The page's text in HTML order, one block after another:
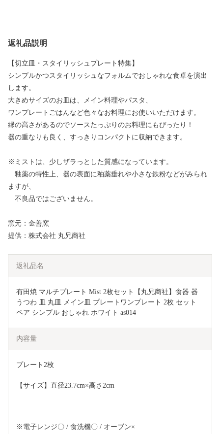
返礼品説明
【切立皿・スタイリッシュプレート特集】
シンプルかつスタイリッシュなフォルムでおしゃれな食卓を演出
します。
大きめサイズのお皿は、メイン料理やパスタ、
ワンプレートごはんなど色々なお料理にお使いいただけます。
縁の高さがあるのでソースたっぷりのお料理にもぴったり！
器の重なりも良く、すっきりコンパクトに収納できます。
※ミストは、少しザラっとした質感になっています。
釉薬の特性上、器の表面に釉薬垂れや小さな鉄粉などがみられ
ますが、
不良品ではございません。
窯元：金善窯
提供：株式会社 丸兄商社
返礼品名
有田焼 マルチプレート Mist 2枚セット【丸兄商社】食器 器
うつわ 皿 丸皿 メイン皿 プレートワンプレート 2枚 セット
ペア シンプル おしゃれ ホワイト as014
内容量
プレート2枚
【サイズ】直径23.7cm×高さ2cm
※電子レンジ〇 / 食洗機〇 / オーブン×